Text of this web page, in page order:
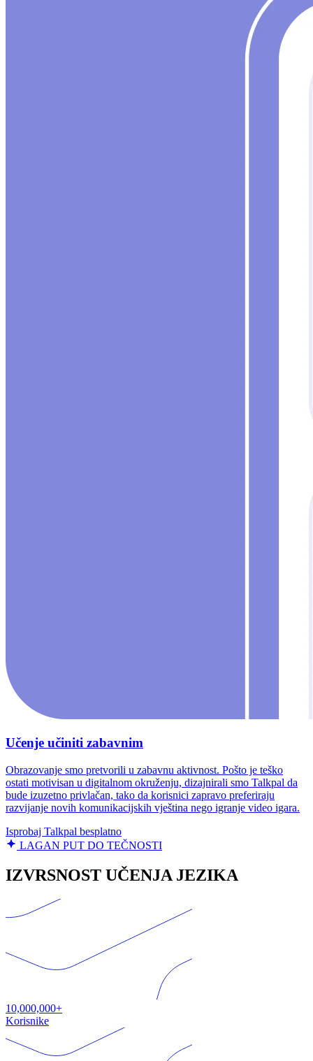
Učenje učiniti zabavnim
Obrazovanje smo pretvorili u zabavnu aktivnost. Pošto je teško
ostati motivisan u digitalnom okruženju, dizajnirali smo Talkpal da
bude izuzetno privlačan, tako da korisnici zapravo preferiraju
razvijanje novih komunikacijskih vještina nego igranje video igara.
Isprobaj Talkpal besplatno
LAGAN PUT DO TEČNOSTI
IZVRSNOST UČENJA JEZIKA
10,000,000+
Korisnike